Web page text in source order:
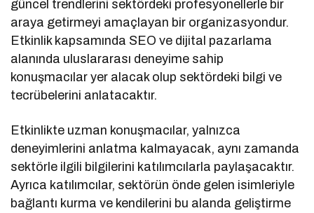
güncel trendlerini sektördeki profesyonellerle bir
araya getirmeyi amaçlayan bir organizasyondur.
Etkinlik kapsamında SEO ve dijital pazarlama
alanında uluslararası deneyime sahip
konuşmacılar yer alacak olup sektördeki bilgi ve
tecrübelerini anlatacaktır.
Etkinlikte uzman konuşmacılar, yalnızca
deneyimlerini anlatma kalmayacak, aynı zamanda
sektörle ilgili bilgilerini katılımcılarla paylaşacaktır.
Ayrıca katılımcılar, sektörün önde gelen isimleriyle
bağlantı kurma ve kendilerini bu alanda geliştirme